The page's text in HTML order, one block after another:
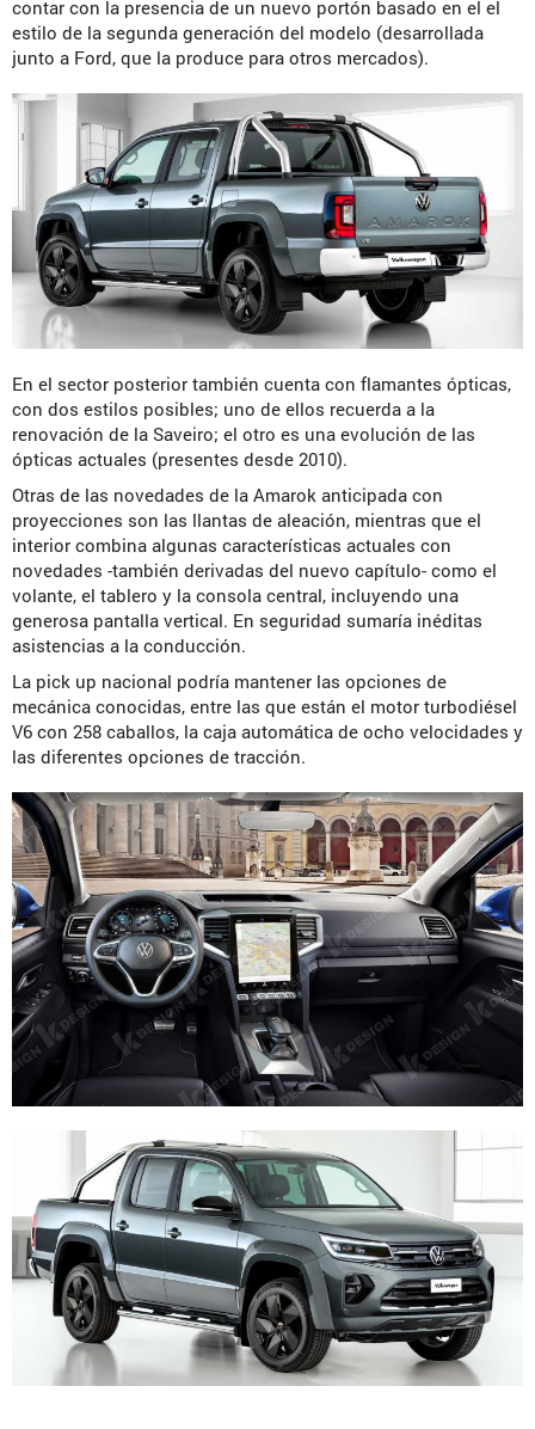
contar con la presencia de un nuevo portón basado en el el
estilo de la segunda generación del modelo (desarrollada
junto a Ford, que la produce para otros mercados).
En el sector posterior también cuenta con flamantes ópticas,
con dos estilos posibles; uno de ellos recuerda a la
renovación de la Saveiro; el otro es una evolución de las
ópticas actuales (presentes desde 2010).
Otras de las novedades de la Amarok anticipada con
proyecciones son las llantas de aleación, mientras que el
interior combina algunas características actuales con
novedades -también derivadas del nuevo capítulo- como el
volante, el tablero y la consola central, incluyendo una
generosa pantalla vertical. En seguridad sumaría inéditas
asistencias a la conducción.
La pick up nacional podría mantener las opciones de
mecánica conocidas, entre las que están el motor turbodiésel
V6 con 258 caballos, la caja automática de ocho velocidades y
las diferentes opciones de tracción.